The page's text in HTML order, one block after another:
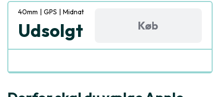
40mm | GPS | Midnat
Udsolgt Køb